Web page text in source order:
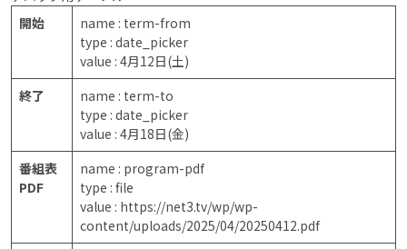
開始
name : term-from
type : date_picker
value : 4月12日(土)
終了
name : term-to
type : date_picker
value : 4月18日(金)
番組表
PDF
name : program-pdf
type : file
value : https://net3.tv/wp/wp-
content/uploads/2025/04/20250412.pdf